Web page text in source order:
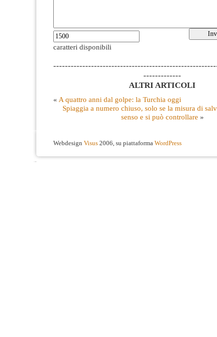
caratteri disponibili
-------------
ALTRI ARTICOLI
« A quattro anni dal golpe: la Turchia oggi
Spiaggia a numero chiuso, solo se la misura di
senso e si può controllare »
Webdesign Visus 2006, su piattaforma WordPress